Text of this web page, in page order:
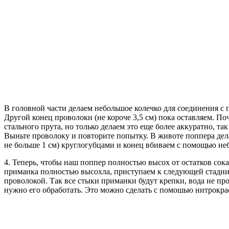
В головной части делаем небольшое колечко для соединения
Другой конец проволоки (не короче 3,5 см) пока оставляем.
стального прута, но только делаем это еще более аккуратно,
Выньте проволоку и повторите попытку. В животе поппера
не больше 1 см) круглогубцами и конец вбиваем с помощью
4. Теперь, чтобы наш поппер полностью высох от остатков
приманка полностью высохла, приступаем к следующей
проволокой. Так все стыки приманки будут крепки, вода не
нужно его обработать. Это можно сделать с помошью